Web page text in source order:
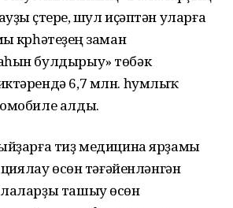
үҫтереү, шул иҫәптән уларға
заман
булдырыу» төбәк
6,7 млн. һумлыҡ
алды.
тиҙ медицина ярҙамы
өсөн тәғәйенләнгән
ташыу өсөн